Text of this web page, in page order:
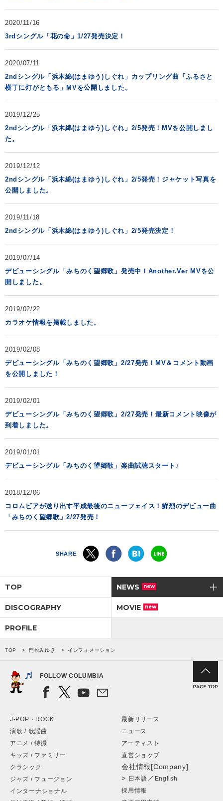
2020/11/16
3rdシングル「花の命」1/27発売決定！
2020/07/11
2ndシングル「浜木綿(はまゆう)しぐれ」カップリング曲「ふるさと
横丁に灯がともる」MVを公開しました。
2019/12/25
2ndシングル「浜木綿(はまゆう)しぐれ」2/5発売！MVを公開しまし
た。
2019/12/12
2ndシングル「浜木綿(はまゆう)しぐれ」2/5発売！ジャケット写真を
公開しました。
2019/11/18
2ndシングル「浜木綿(はまゆう)しぐれ」2/5発売決定！
2019/07/14
デビューシングル「みちのく望郷歌」発売中！Another.Ver MVを公
開しました。
2019/02/22
カラオケ情報を掲載しました。
2019/02/08
デビューシングル「みちのく望郷歌」2/27発売！MV＆コメント動画
を公開しました！
2019/02/01
デビューシングル「みちのく望郷歌」2/27発売！最新コメント映像が
到着しました。
2019/01/01
デビューシングル「みちのく望郷歌」楽曲試聴スタート♪
2018/12/06
コロムビアが送り出す平成最後のニューフェイス！鮮烈のデビュー曲
「みちのく望郷歌」2/27発売！
SHARE
TOP NEWS new
DISCOGRAPHY MOVIE new
PROFILE
TOP 門松みゆき インフォメーション
FOLLOW COLUMBIA
J-POP・ROCK
演歌 / 歌謡曲
アニメ / 特撮
キッズ / ファミリー
クラシック
ジャズ / フュージョン
インターナショナル
最新リリース
ニュース
アーティスト
直営ショップ
会社情報[Company]
> 日本語 ／ English
採用情報